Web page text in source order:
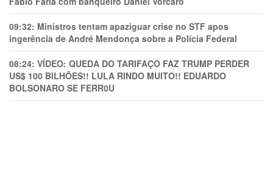
09:32: Ministros tentam apaziguar crise no STF apos
ingerência de André Mendonça sobre a Polícia Federal
08:24: VÍDEO: QUEDA DO TARIFAÇO FAZ TRUMP PERDER
US$ 100 BILHÕES!! LULA RINDO MUITO!! EDUARDO
BOLSONARO SE FERR0U